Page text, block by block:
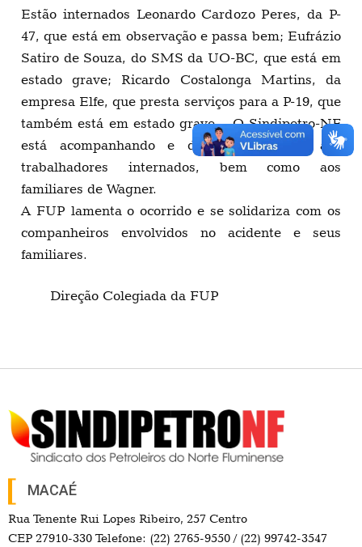
Estão internados Leonardo Cardozo Peres, da P-
47, que está em observação e passa bem; Eufrázio
Satiro de Souza, do SMS da UO-BC, que está em
estado grave; Ricardo Costalonga Martins, da
empresa Elfe, que presta serviços para a P-19, que
também está em estado grave. O Sindipetro-NF
está acompanhando e dando assistência aos
trabalhadores internados, bem como aos
familiares de Wagner.
A FUP lamenta o ocorrido e se solidariza com os
companheiros envolvidos no acidente e seus
familiares.
Direção Colegiada da FUP
MACAÉ
Rua Tenente Rui Lopes Ribeiro, 257 Centro
CEP 27910-330 Telefone: (22) 2765-9550 / (22) 99742-3547